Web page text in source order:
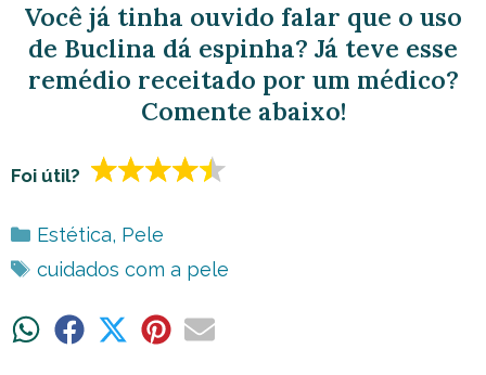
Você já tinha ouvido falar que o uso
de Buclina dá espinha? Já teve esse
remédio receitado por um médico?
Comente abaixo!
Foi útil?
Categorias
Estética, Pele
Tags
cuidados com a pele
ShareShare ShareShareShare